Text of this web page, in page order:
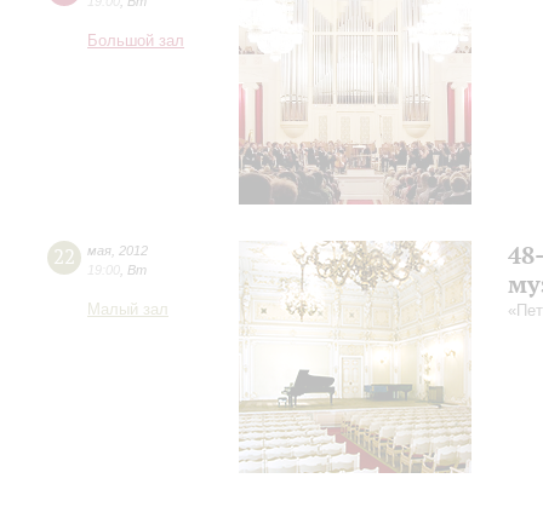
Большой зал
22 мая 2012
19:00 Вт
Малый зал